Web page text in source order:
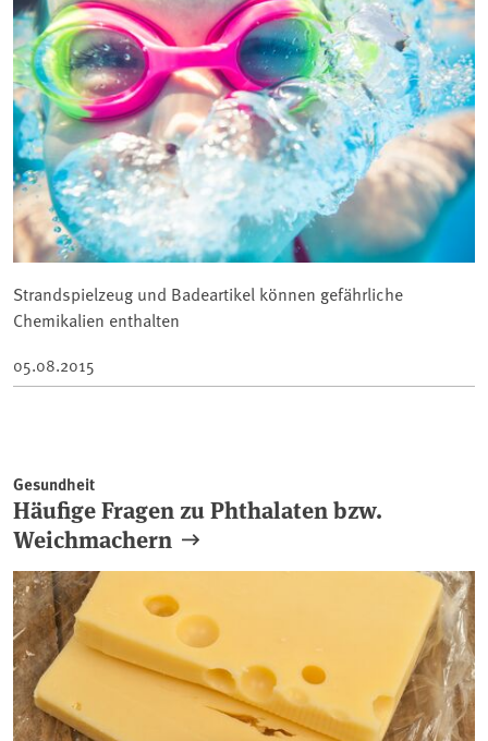
Strandspielzeug und Badeartikel können gefährliche
Chemikalien enthalten
05.08.2015
Gesundheit
Häufige Fragen zu Phthalaten bzw.
Weichmachern